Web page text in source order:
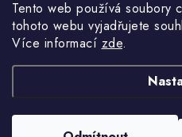
Tento web používá soubory
tohoto webu vyjadřujete
Více informací zde.
Podmínky ochrany osobních údajů
Odstoupení od kupní smlouvy
Přihlášení
E-mail